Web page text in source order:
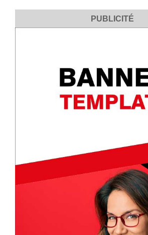
PUBLICITÉ